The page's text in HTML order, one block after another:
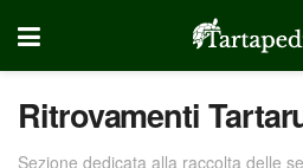
Ritrovamenti
Sezione dedicata alla raccolta delle